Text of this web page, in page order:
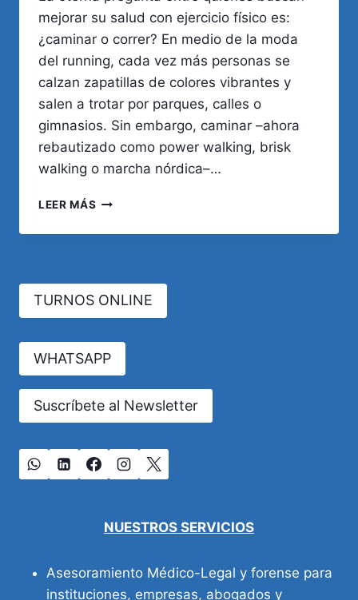
mejorar su salud con ejercicio físico es:
¿caminar o correr? En medio de la moda
del running, cada vez más personas se
calzan zapatillas de colores vibrantes y
salen a trotar por parques, calles o
gimnasios. Sin embargo, caminar –ahora
rebautizado como power walking, brisk
walking o marcha nórdica–…
LEER MÁS ¿QUÉ
MEJOR
SALUD:
CORRER
O
TURNOS ONLINE
WHATSAPP
Suscríbete al Newsletter
NUESTROS SERVICIOS
Asesoramiento Médico-Legal y forense para
instituciones, empresas, abogados y